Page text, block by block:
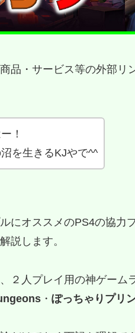
品・サービス等の外部リ
！
を生きるKJやで^^
にオススメのPS4の協力
説します。
２人プレイ用の神ゲーム
・ ぽっちゃりプリ